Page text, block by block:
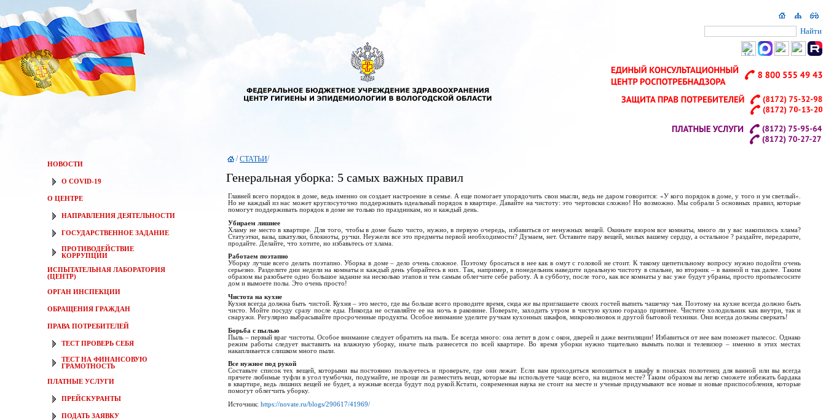
Найти
НОВОСТИ
О COVID-19
О ЦЕНТРЕ
НАПРАВЛЕНИЯ ДЕЯТЕЛЬНОСТИ
ГОСУДАРСТВЕННОЕ ЗАДАНИЕ
ПРОТИВОДЕЙСТВИЕ
КОРРУПЦИИ
ИСПЫТАТЕЛЬНАЯ ЛАБОРАТОРИЯ
(ЦЕНТР)
ОРГАН ИНСПЕКЦИИ
ОБРАЩЕНИЯ ГРАЖДАН
ПРАВА ПОТРЕБИТЕЛЕЙ
ТЕСТ ПРОВЕРЬ СЕБЯ
ТЕСТ НА ФИНАНСОВУЮ
ГРАМОТНОСТЬ
ПЛАТНЫЕ УСЛУГИ
ПРЕЙСКУРАНТЫ
ПОДАТЬ ЗАЯВКУ
/СТАТЬИ/
Генеральная уборка: 5 самых важных правил
Главней всего порядок в доме, ведь именно он создает настроение в семье. А еще помогает упорядочить свои мысли, ведь не даром говорится: «У кого порядок в доме, у того и ум светлый».
Но не каждый из нас может круглосуточно поддерживать идеальный порядок в квартире. Давайте на чистоту: это чертовски сложно! Но возможно. Мы собрали 5 основных правил, которые
помогут поддерживать порядок в доме не только по праздникам, но и каждый день.
Убираем лишнее
Хламу не место в квартире. Для того, чтобы в доме было чисто, нужно, в первую очередь, избавиться от ненужных вещей. Окиньте взором все комнаты, много ли у вас накопилось хлама?
Статуэтки, вазы, шкатулки, блокноты, ручки. Неужели все это предметы первой необходимости? Думаем, нет. Оставите пару вещей, милых вашему сердцу, а остальное ? раздайте, передарите,
продайте. Делайте, что хотите, но избавьтесь от хлама.
Работаем поэтапно
Уборку лучше всего делать поэтапно. Уборка в доме – дело очень сложное. Поэтому бросаться в нее как в омут с головой не стоит. К такому щепетильному вопросу нужно подойти очень
серьезно. Разделите дни недели на комнаты и каждый день убирайтесь в них. Так, например, в понедельник наведите идеальную чистоту в спальне, во вторник – в ванной и так далее. Таким
образом вы разобьете одно большое задание на несколько этапов и тем самым облегчите себе работу. А в субботу, после того, как все комнаты у вас уже будут убраны, просто пропылесосите
дом и вымоете полы. Это очень просто!
Чистота на кухне
Кухня всегда должна быть чистой. Кухня – это место, где вы больше всего проводите время, сюда же вы приглашаете своих гостей выпить чашечку чая. Поэтому на кухне всегда должно быть
чисто. Мойте посуду сразу после еды. Никогда не оставляйте ее на ночь в раковине. Поверьте, заходить утром в чистую кухню гораздо приятнее. Чистите холодильник как внутри, так и
снаружи. Регулярно выбрасывайте просроченные продукты. Особое внимание уделите ручкам кухонных шкафов, микроволновок и другой бытовой техники. Они всегда должны сверкать!
Борьба с пылью
Пыль – первый враг чистоты. Особое внимание следует обратить на пыль. Ее всегда много: она летит в дом с окон, дверей и даже вентиляции! Избавиться от нее вам поможет пылесос. Однако
режим работы следует выставить на влажную уборку, иначе пыль разнесется по всей квартире. Во время уборки нужно тщательно вымыть полки и телевизор – именно в этих местах
накапливается слишком много пыли.
Все нужное под рукой
Составьте список тех вещей, которыми вы постоянно пользуетесь и проверьте, где они лежат. Если вам приходиться копошиться в шкафу в поисках полотенец для ванной или вы всегда
прячете любимые туфли в угол тумбочки, подумайте, не проще ли разместить вещи, которые вы используете чаще всего, на видном месте? Таким образом вы легко сможете избежать бардака
в квартире, ведь лишних вещей не будет, а нужные всегда будут под рукой.Кстати, современная наука не стоит на месте и ученые придумывают все новые и новые приспособления, которые
помогут облегчить уборку.
Источник: https://novate.ru/blogs/290617/41969/